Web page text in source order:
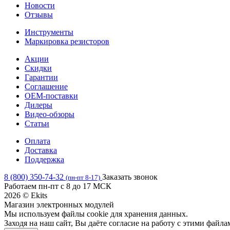
Новости
Отзывы
Инструменты
Маркировка резисторов
Акции
Скидки
Гарантии
Соглашение
OEM-поставки
Дилеры
Видео-обзоры
Статьи
Оплата
Доставка
Поддержка
8 (800) 350-74-32 (пн-пт 8-17) Заказать звонок
Работаем пн-пт с 8 до 17 МСК
2026 © Ekits
Магазин электронных модулей
Мы используем файлы cookie для хранения данных.
Заходя на наш сайт, Вы даёте согласие на работу с этими